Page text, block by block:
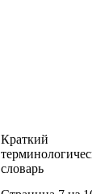
Краткий
словарь